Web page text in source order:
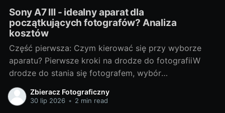
Sony A7 III - idealny aparat dla
początkujących fotografów? Analiza
kosztów
Część pierwsza: Czym kierować się przy wyborze
aparatu? Pierwsze kroki na drodze do fotografiiW
drodze do stania się fotografem, wybór
odpowiedniego sprzętu jest jednym z
najważniejszych kroków. Bez względu na to, czy
Zbieracz Fotograficzny
30 lip 2026 • 2 min read